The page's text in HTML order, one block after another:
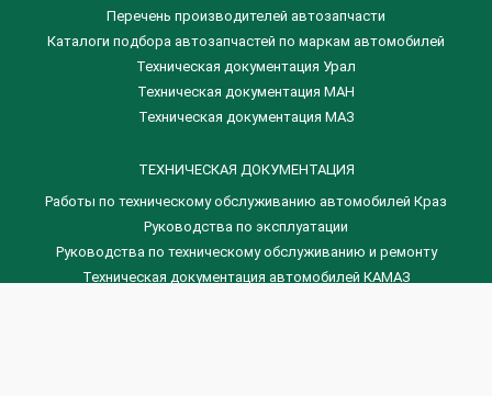
Перечень производителей автозапчасти
Каталоги подбора автозапчастей по маркам автомобилей
Техническая документация Урал
Техническая документация МАН
Техническая документация МАЗ
ТЕХНИЧЕСКАЯ ДОКУМЕНТАЦИЯ
Работы по техническому обслуживанию автомобилей Краз
Руководства по эксплуатации
Руководства по техническому обслуживанию и ремонту
Техническая документация автомобилей КАМАЗ